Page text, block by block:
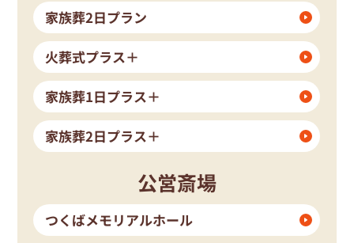
家族葬2日プラン
火葬式プラス＋
家族葬1日プラス＋
家族葬2日プラス＋
公営斎場
つくばメモリアルホール